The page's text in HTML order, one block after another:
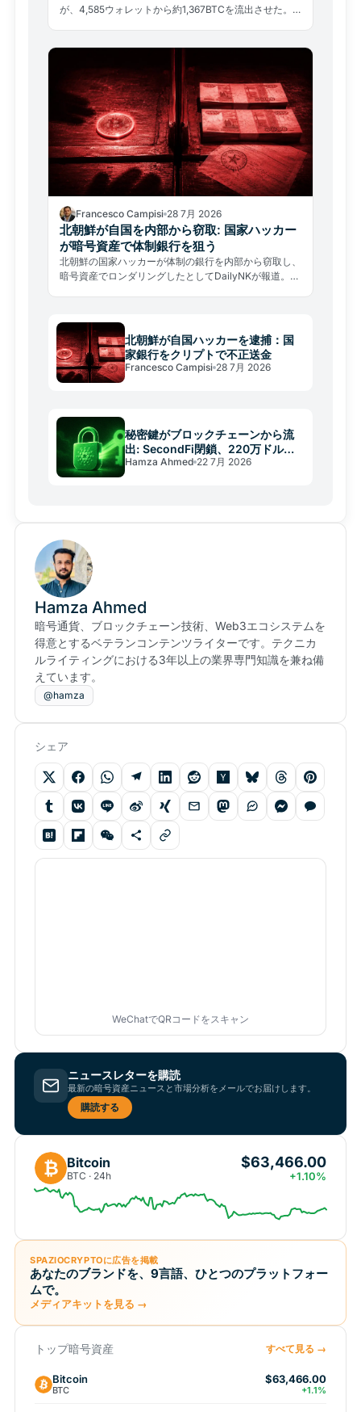
が、4,585ウォレットから約1,367BTCを流出させた。
Francesco Campisi 28 7月 2026
北朝鮮が自国を内部から窃取: 国家ハッカー
が暗号資産で体制銀行を狙う
北朝鮮の国家ハッカーが体制の銀行を内部から窃取し、
暗号資産でロンダリングしたとしてDailyNKが報道。
北朝鮮が自国ハッカーを逮捕：国
家銀行をクリプトで不正送金
Francesco Campisi 28 7月 2026
秘密鍵がブロックチェーンから流
出: SecondFi閉鎖、220万ドル被
害の教訓
Hamza Ahmed 22 7月 2026
Hamza Ahmed
暗号通貨、ブロックチェーン技術、Web3エコシステムを
得意とするベテランコンテンツライターです。テクニカ
ルライティングにおける3年以上の業界専門知識を兼ね備
えています。
@hamza
シェア
WeChatでQRコードをスキャン
ニュースレターを購読
最新の暗号資産ニュースと市場分析をメールでお届けします。
購読する
₿ Bitcoin
BTC · 24h
$63,466.00
+1.10%
SPAZIOCRYPTOに広告を掲載
あなたのブランドを、9言語、ひとつのプラットフォー
ムで。
メディアキットを見る →
トップ暗号資産 すべて見る →
Bitcoin
BTC
$63,466.00
+1.1%